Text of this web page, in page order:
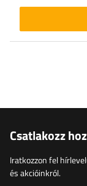
Csatlakozz
Iratkozzon fel
és akcióinkról.